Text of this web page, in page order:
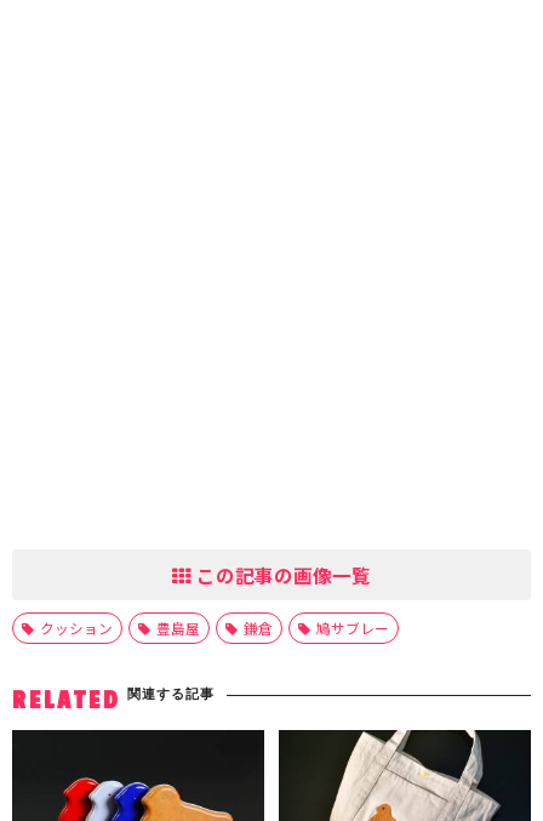
この記事の画像一覧
クッション 豊島屋 鎌倉 鳩サブレー
RELATED 関連する記事